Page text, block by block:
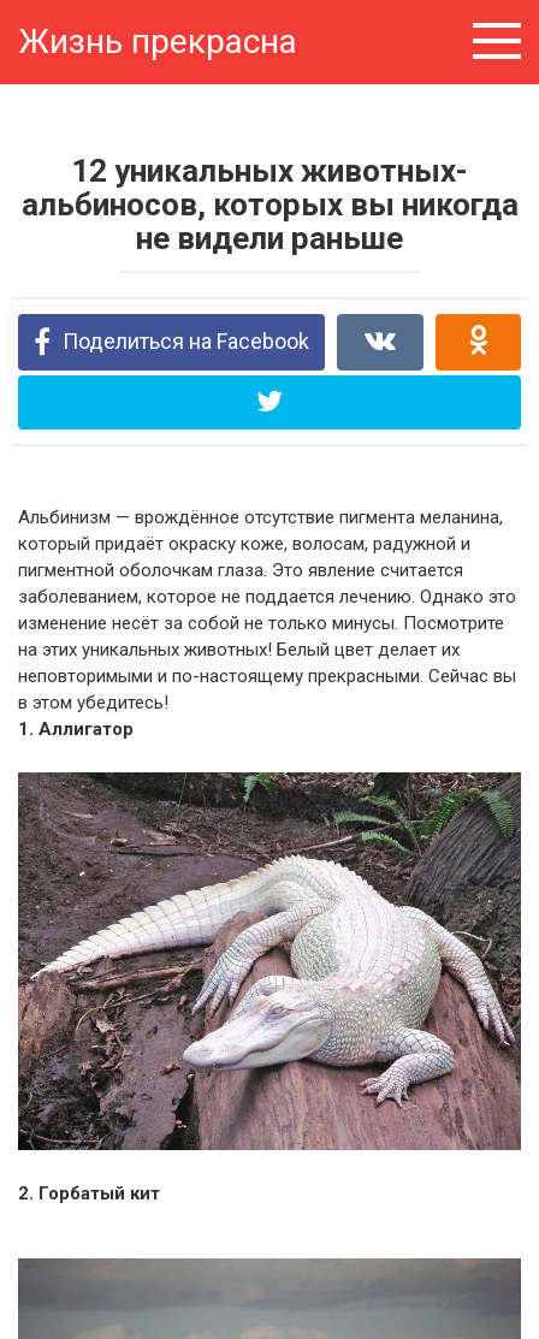
Жизнь прекрасна
12 уникальных животных-
альбиносов, которых вы никогда
не видели раньше
Поделиться на Facebook
Альбинизм — врождённое отсутствие пигмента меланина,
который придаёт окраску коже, волосам, радужной и
пигментной оболочкам глаза. Это явление считается
заболеванием, которое не поддается лечению. Однако это
изменение несёт за собой не только минусы. Посмотрите
на этих уникальных животных! Белый цвет делает их
неповторимыми и по-настоящему прекрасными. Сейчас вы
в этом убедитесь!
1. Аллигатор
2. Горбатый кит